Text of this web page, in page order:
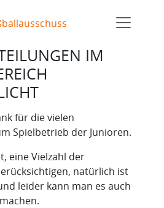
IM
für die vielen
Spielbetrieb der Junioren.
eine Vielzahl der
natürlich ist
leider kann man es auch